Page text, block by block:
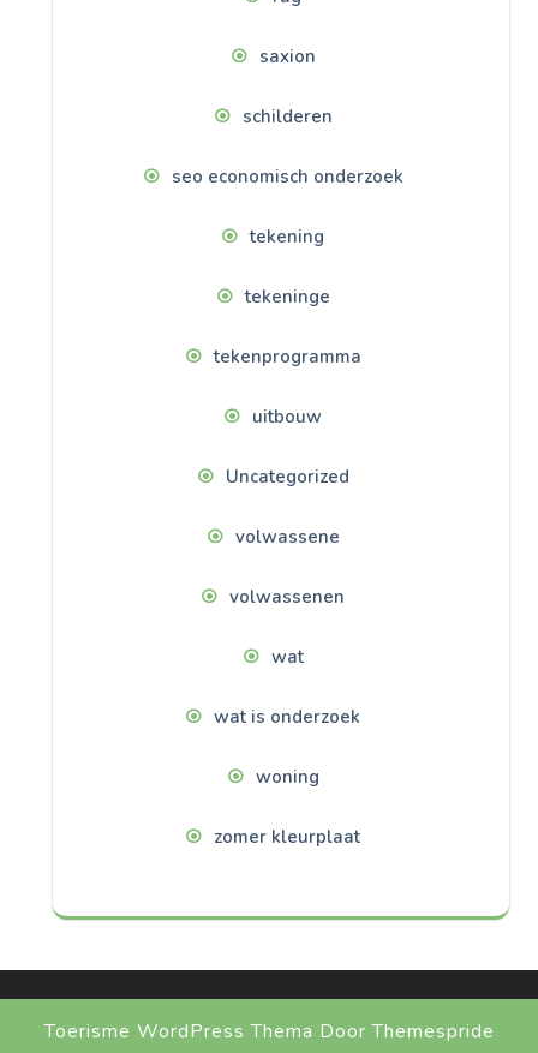
saxion
schilderen
seo economisch onderzoek
tekening
tekeninge
tekenprogramma
uitbouw
Uncategorized
volwassene
volwassenen
wat
wat is onderzoek
woning
zomer kleurplaat
Toerisme WordPress Thema Door Themespride